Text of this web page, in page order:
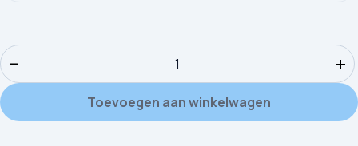
Dekbedovertrek Good Morning Flanel Care aantal
− +
Toevoegen aan winkelwagen